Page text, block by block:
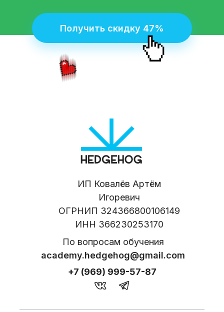
Получить скидку 47%
По вопросам обучения
academy.hedgehog@gmail.com
ИП Ковалёв Артём
Игоревич
ОГРНИП 324366800106149
ИНН 366230253170
+7 (969) 999-57-87